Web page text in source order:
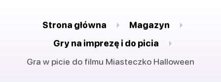
Strona główna
Magazyn
Gry na imprezę i do picia
Gra w picie do filmu Miasteczko Halloween